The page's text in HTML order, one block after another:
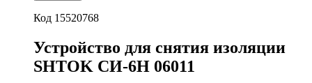
Код 15520768
Устройство для снятия изоляции
SHTOK СИ-6H 06011